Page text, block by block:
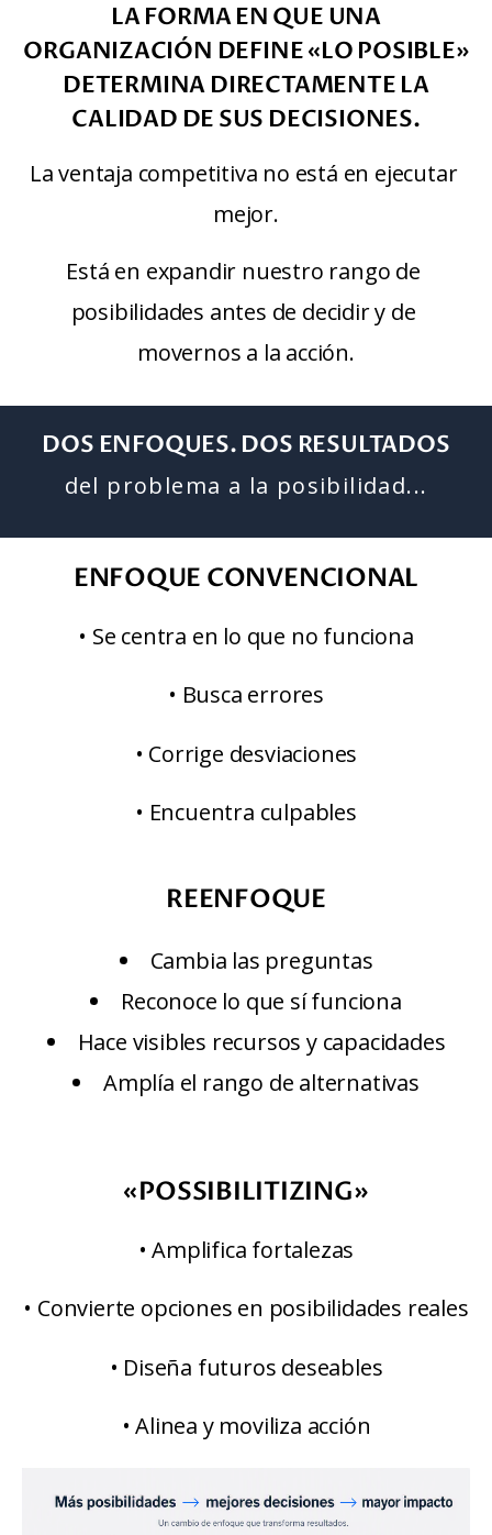
LA FORMA EN QUE UNA
ORGANIZACIÓN DEFINE «LO POSIBLE»
DETERMINA DIRECTAMENTE LA
CALIDAD DE SUS DECISIONES.
La ventaja competitiva no está en ejecutar
mejor.
Está en expandir nuestro rango de
posibilidades antes de decidir y de
movernos a la acción.
DOS ENFOQUES. DOS RESULTADOS
del problema a la posibilidad...
ENFOQUE CONVENCIONAL
• Se centra en lo que no funciona
• Busca errores
• Corrige desviaciones
• Encuentra culpables
REENFOQUE
Cambia las preguntas
Reconoce lo que sí funciona
Hace visibles recursos y capacidades
Amplía el rango de alternativas
«POSSIBILITIZING»
• Amplifica fortalezas
• Convierte opciones en posibilidades reales
• Diseña futuros deseables
• Alinea y moviliza acción